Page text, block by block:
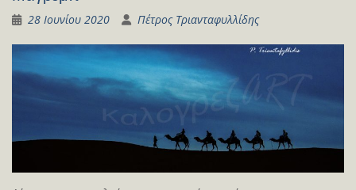
28 Ιουνίου 2020 Πέτρος Τριανταφυλλίδης